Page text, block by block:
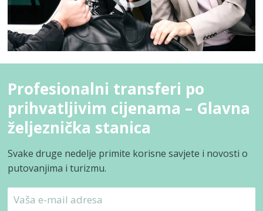
Profesionalni transferi po
prihvatljivim cijenama – Glavna
željeznička stanica
Svake druge nedelje primite korisne savjete i novosti o
putovanjima i turizmu.